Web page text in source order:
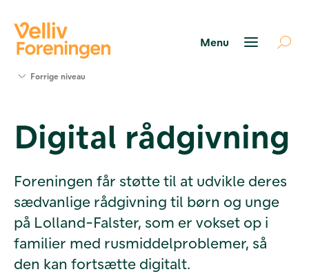
Værktøjer
og viden
Foreningen
Kontakt
os
Forrige niveau
Digital rådgivning
Foreningen får støtte til at udvikle deres
sædvanlige rådgivning til børn og unge
på Lolland-Falster, som er vokset op i
familier med rusmiddelproblemer, så
den kan fortsætte digitalt.